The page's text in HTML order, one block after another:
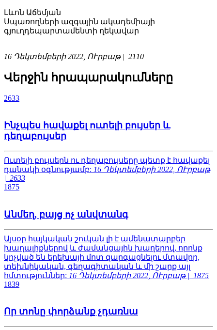
Լևոն Աճեմյան
Սպառողների ազգային ակադեմիայի
գյուղդեպարտամենտի ղեկավար
16 Դեկտեմբերի 2022, ՈՒրբաթ | 2110
Վերջին հրապարակումները
2633
Ինչպես հավաքել ուտելի բույսեր և
դեղաբույսեր
Ուտելի բույսերն ու դեղաբույսերը պետք է հավաքել
դանակի օգնությամբ: 16 Դեկտեմբերի 2022, ՈՒրբաթ
| 2633
1875
Անմեղ, բայց ոչ անվտանգ
Այսօր հայկական շուկան լի է ամենատարբեր
խաղալիքներով և ժամանցային խաղերով, որոնք
կոչված են երեխայի մոտ զարգացնելու մտավոր,
տեխնիկական, գեղագիտական և մի շարք այլ
հմտություններ: 16 Դեկտեմբերի 2022, ՈՒրբաթ |
1875
1839
Որ տոնը փորձանք չդառնա